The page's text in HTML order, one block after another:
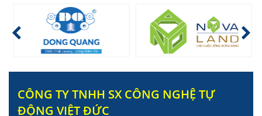
CÔNG TY TNHH SX CÔNG NGHỆ TỰ
ĐỘNG VIỆT ĐỨC